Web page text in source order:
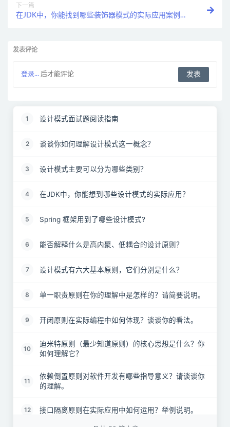
下一篇
在JDK中，你能找到哪些装饰器模式的实际应用案例？
发表评论
登录... 后才能评论
1 设计模式面试题阅读指南
2 谈谈你如何理解设计模式这一概念？
3 设计模式主要可以分为哪些类别？
4 在JDK中，你能想到哪些设计模式的实际应用？
5 Spring 框架用到了哪些设计模式?
6 能否解释什么是高内聚、低耦合的设计原则？
7 设计模式有六大基本原则，它们分别是什么？
8 单一职责原则在你的理解中是怎样的？请简要说明。
9 开闭原则在实际编程中如何体现？谈谈你的看法。
10
迪米特原则（最少知道原则）的核心思想是什么？你
如何理解它？
11
依赖倒置原则对软件开发有哪些指导意义？请谈谈你
的理解。
12 接口隔离原则在实际应用中如何运用？举例说明。